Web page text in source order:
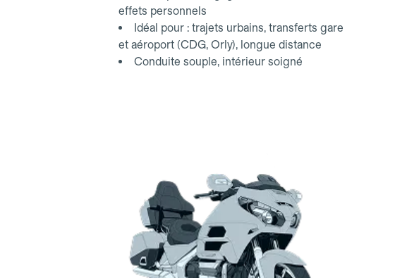
effets personnels
Idéal pour : trajets urbains, transferts gare
et aéroport (CDG, Orly), longue distance
Conduite souple, intérieur soigné